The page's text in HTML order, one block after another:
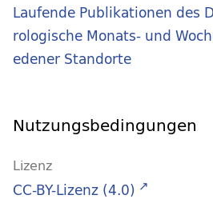
Laufende Publikationen des
rologische Monats- und
edener Standorte
Nutzungsbedingungen
Lizenz
CC-BY-Lizenz (4.0)